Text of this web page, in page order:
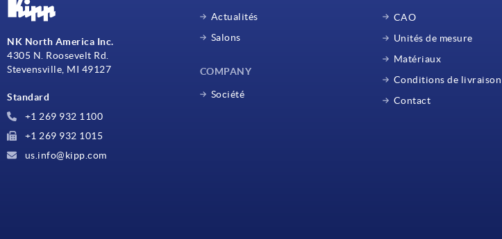
NK North America Inc.
4305 N. Roosevelt Rd.
Stevensville, MI 49127
Standard
+1 269 932 1100
+1 269 932 1015
us.info@kipp.com
Actualités
Salons
COMPANY
Société
CAO
Unités de mesure
Matériaux
Conditions de livraison
Contact